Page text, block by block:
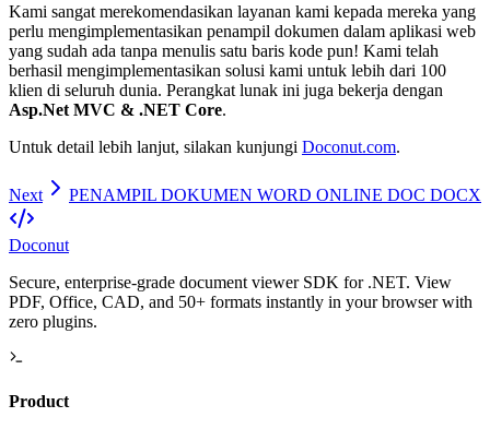
Kami sangat merekomendasikan layanan kami kepada mereka yang
perlu mengimplementasikan penampil dokumen dalam aplikasi web
yang sudah ada tanpa menulis satu baris kode pun! Kami telah
berhasil mengimplementasikan solusi kami untuk lebih dari 100
klien di seluruh dunia. Perangkat lunak ini juga bekerja dengan
Asp.Net MVC & .NET Core.
Untuk detail lebih lanjut, silakan kunjungi Doconut.com.
Next PENAMPIL DOKUMEN WORD ONLINE DOC DOCX
Doconut
Secure, enterprise-grade document viewer SDK for .NET. View
PDF, Office, CAD, and 50+ formats instantly in your browser with
zero plugins.
Product